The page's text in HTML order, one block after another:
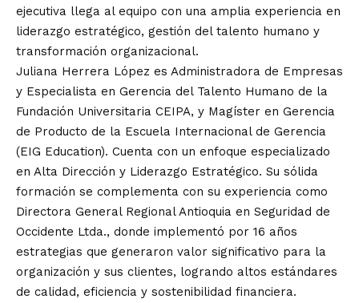
ejecutiva llega al equipo con una amplia experiencia en
liderazgo estratégico, gestión del talento humano y
transformación organizacional.
Juliana Herrera López es Administradora de Empresas
y Especialista en Gerencia del Talento Humano de la
Fundación Universitaria CEIPA, y Magíster en Gerencia
de Producto de la Escuela Internacional de Gerencia
(EIG Education). Cuenta con un enfoque especializado
en Alta Dirección y Liderazgo Estratégico. Su sólida
formación se complementa con su experiencia como
Directora General Regional Antioquia en Seguridad de
Occidente Ltda., donde implementó por 16 años
estrategias que generaron valor significativo para la
organización y sus clientes, logrando altos estándares
de calidad, eficiencia y sostenibilidad financiera.